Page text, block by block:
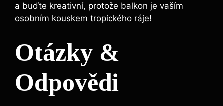
a buďte kreativní, protože balkon je vaším
osobním kouskem tropického ráje!
Otázky &
Odpovědi